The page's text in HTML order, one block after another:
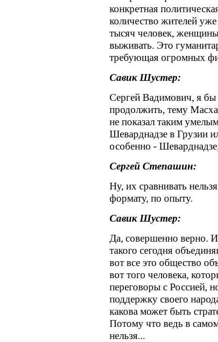
конкретная
количество жителей
тысяч человек,
выживать. Это
требующая огромных
Савик Шустер:
Сергей Вадимович, я бы
продолжить, тему
не показал таким
Шеварднадзе в Грузии
особенно -
Сергей Степашин:
Ну, их сравнивать
формату, по опыту.
Савик Шустер:
Да, совершенно верно.
такого сегодня
вот все это общество
вот того человека,
переговоры с Россией,
поддержку своего
какова может быть
Потому что ведь в
нельзя...